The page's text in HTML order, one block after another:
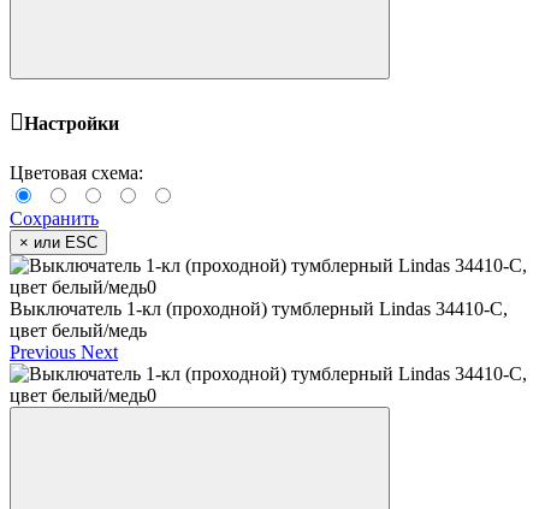
Настройки
Цветовая схема:
Сохранить
× или ESC
Выключатель 1-кл (проходной) тумблерный Lindas 34410-C,
цвет белый/медь
Previous Next